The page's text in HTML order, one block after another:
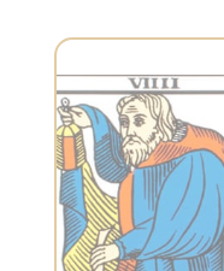
Incarne la
recherche
intérieure, la
sagesse solitaire et
l’introspection.
L’Hermite invite